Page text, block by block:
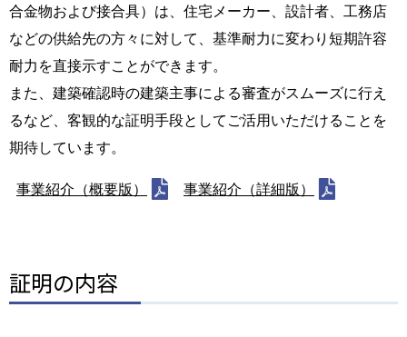
合金物および接合具）は、住宅メーカー、設計者、工務店
などの供給先の方々に対して、基準耐力に変わり短期許容
耐力を直接示すことができます。
また、建築確認時の建築主事による審査がスムーズに行え
るなど、客観的な証明手段としてご活用いただけることを
期待しています。
事業紹介（概要版） 事業紹介（詳細版）
証明の内容